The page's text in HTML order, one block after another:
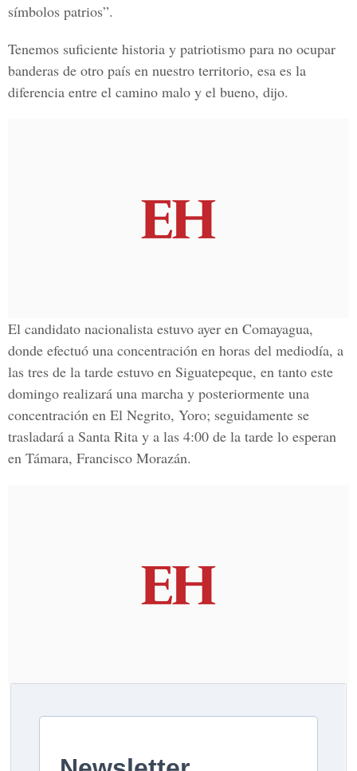
símbolos patrios”.
Tenemos suficiente historia y patriotismo para no ocupar
banderas de otro país en nuestro territorio, esa es la
diferencia entre el camino malo y el bueno, dijo.
El candidato nacionalista estuvo ayer en Comayagua,
donde efectuó una concentración en horas del mediodía, a
las tres de la tarde estuvo en Siguatepeque, en tanto este
domingo realizará una marcha y posteriormente una
concentración en El Negrito, Yoro; seguidamente se
trasladará a Santa Rita y a las 4:00 de la tarde lo esperan
en Támara, Francisco Morazán.